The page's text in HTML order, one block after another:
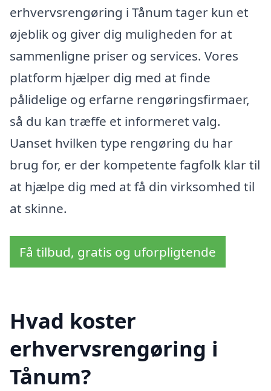
erhvervsrengøring i Tånum tager kun et
øjeblik og giver dig muligheden for at
sammenligne priser og services. Vores
platform hjælper dig med at finde
pålidelige og erfarne rengøringsfirmaer,
så du kan træffe et informeret valg.
Uanset hvilken type rengøring du har
brug for, er der kompetente fagfolk klar til
at hjælpe dig med at få din virksomhed til
at skinne.
Få tilbud, gratis og uforpligtende
Hvad koster
erhvervsrengøring i
Tånum?